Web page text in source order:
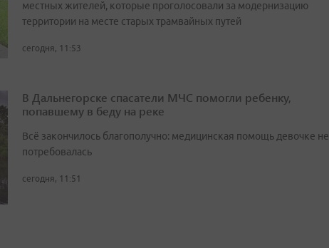
местных жителей, которые проголосовали за модернизацию
территории на месте старых трамвайных путей
сегодня, 11:53
В Дальнегорске спасатели МЧС помогли ребенку,
попавшему в беду на реке
Всё закончилось благополучно: медицинская помощь девочке не
потребовалась
сегодня, 11:51